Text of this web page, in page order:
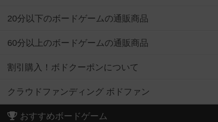
20分以下のボードゲームの通販商品
60分以上のボードゲームの通販商品
割引購入！ボドクーポンについて
クラウドファンディング ボドファン
おすすめボードゲーム